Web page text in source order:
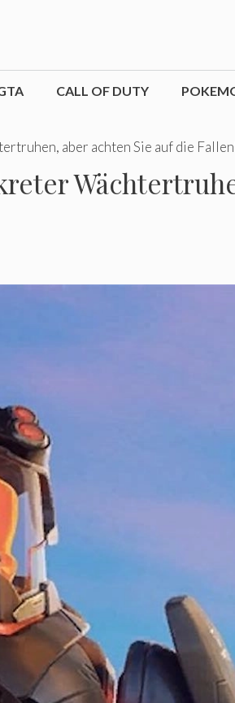
CALL OF DUTY
aber achten Sie auf die